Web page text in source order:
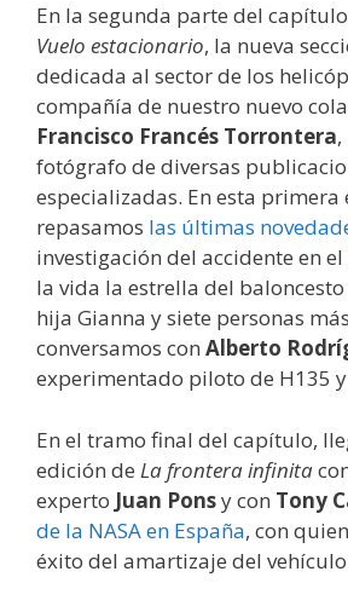
En la segunda parte del
Vuelo estacionario, la nueva
dedicada al sector de los
compañía de nuestro nuevo
Francisco Francés Torrontera
fotógrafo de diversas
especializadas. En esta primera
repasamos las últimas
investigación del accidente en
la vida la estrella del baloncesto
hija Gianna y siete personas
conversamos con Alberto
experimentado piloto de H135
En el tramo final del capítulo,
edición de La frontera infinita
experto Juan Ponsy con Tony
de la NASA en España, con
éxito del amartizaje del vehículo